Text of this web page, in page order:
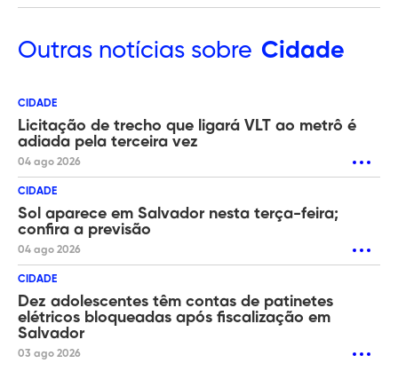
Outras notícias sobre Cidade
CIDADE
Licitação de trecho que ligará VLT ao metrô é
adiada pela terceira vez
04 ago 2026
CIDADE
Sol aparece em Salvador nesta terça-feira;
confira a previsão
04 ago 2026
CIDADE
Dez adolescentes têm contas de patinetes
elétricos bloqueadas após fiscalização em
Salvador
03 ago 2026